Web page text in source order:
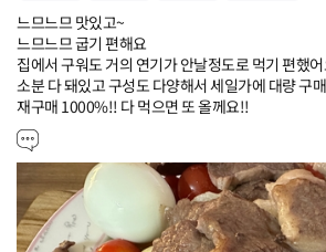
느므느므 맛있고~
느므느므 굽기 편해요
집에서 구워도 거의 연기가 안날정도로 먹기 편했
소분 다 돼있고 구성도 다양해서 세일가에 대량 구
재구매 1000%!! 다 먹으면 또 올께요!!